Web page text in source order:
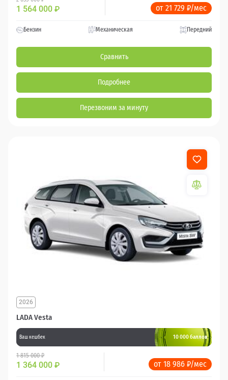
1 564 000 ₽ от 21 729 ₽/мес
Бензин Механическая Передний
Сравнить
Подробнее
Перезвоним за минуту
LADA Vesta
2026
Ваш кешбек 10 000 баллов
1 815 000 ₽
1 364 000 ₽ от 18 986 ₽/мес